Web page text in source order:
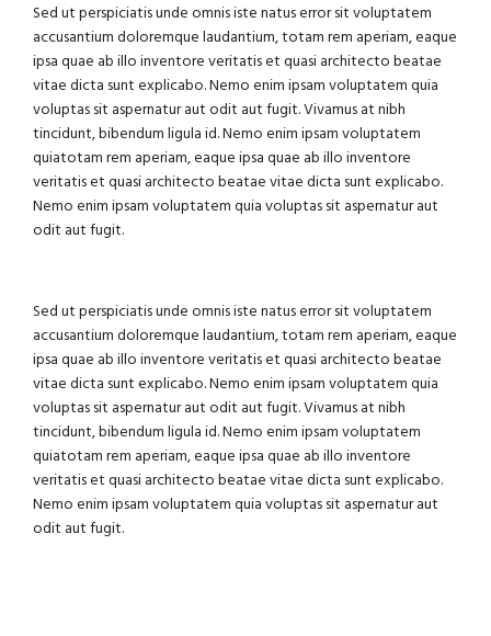
Sed ut perspiciatis unde omnis iste natus error sit voluptatem
accusantium doloremque laudantium, totam rem aperiam, eaque
ipsa quae ab illo inventore veritatis et quasi architecto beatae
vitae dicta sunt explicabo. Nemo enim ipsam voluptatem quia
voluptas sit aspernatur aut odit aut fugit. Vivamus at nibh
tincidunt, bibendum ligula id. Nemo enim ipsam voluptatem
quiatotam rem aperiam, eaque ipsa quae ab illo inventore
veritatis et quasi architecto beatae vitae dicta sunt explicabo.
Nemo enim ipsam voluptatem quia voluptas sit aspernatur aut
odit aut fugit.
Sed ut perspiciatis unde omnis iste natus error sit voluptatem
accusantium doloremque laudantium, totam rem aperiam, eaque
ipsa quae ab illo inventore veritatis et quasi architecto beatae
vitae dicta sunt explicabo. Nemo enim ipsam voluptatem quia
voluptas sit aspernatur aut odit aut fugit. Vivamus at nibh
tincidunt, bibendum ligula id. Nemo enim ipsam voluptatem
quiatotam rem aperiam, eaque ipsa quae ab illo inventore
veritatis et quasi architecto beatae vitae dicta sunt explicabo.
Nemo enim ipsam voluptatem quia voluptas sit aspernatur aut
odit aut fugit.